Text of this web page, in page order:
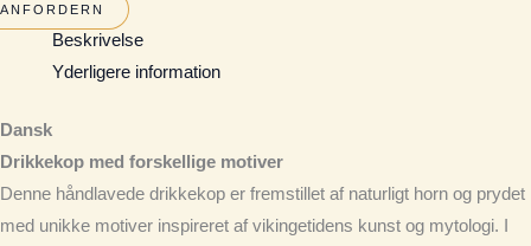
ANFORDERN
Beskrivelse
Yderligere information
Dansk
Drikkekop med forskellige motiver
Denne håndlavede drikkekop er fremstillet af naturligt horn og prydet
med unikke motiver inspireret af vikingetidens kunst og mytologi. I